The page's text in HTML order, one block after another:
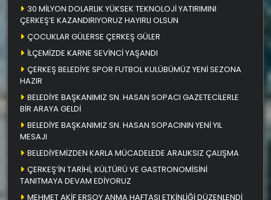
30 MİLYON DOLARLIK YÜKSEK TEKNOLOJİ YATIRIMINI
ÇERKEŞ’E KAZANDIRIYORUZ HAYIRLI OLSUN
ÇOCUKLAR GÜLERSE ÇERKEŞ GÜLER
İLÇEMİZDE KARNE SEVİNCİ YAŞANDI
ÇERKEŞ BELEDİYE SPOR FUTBOL KULÜBÜMÜZ YENİ SEZONA
HAZIR
BELEDİYE BAŞKANIMIZ SN. HASAN SOPACI GAZETECİLERLE
BİR ARAYA GELDİ
BELEDİYE BAŞKANIMIZ SN. HASAN SOPACININ YENİ YIL
MESAJI
BELEDİYEMİZDEN KARLA MÜCADELEDE ARALIKSIZ ÇALIŞMA
ÇERKEŞ’İN TARİHİ, KÜLTÜRÜ VE GASTRONOMİSİNİ
TANITMAYA DEVAM EDİYORUZ
MEHMET AKİF ERSOY ANMA HAFTASI ETKİNLİĞİ DÜZENLENDİ